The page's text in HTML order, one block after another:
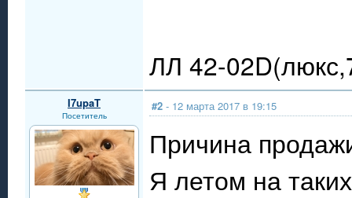
ЛЛ 42-
I7upaT
Посетитель
#2 - 12 марта 2017 в 19:15
Причина
Я летом на